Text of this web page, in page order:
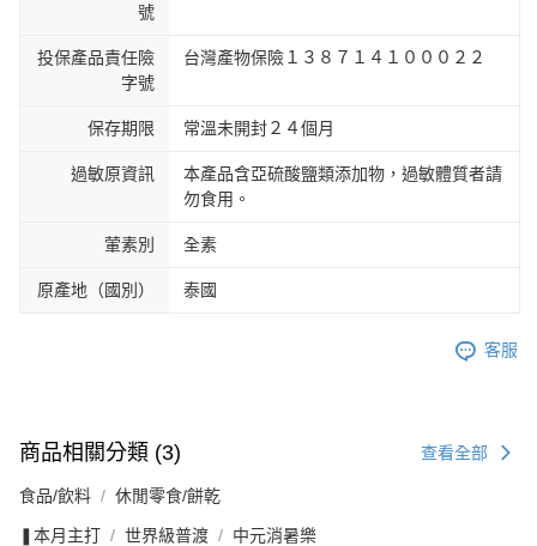
號
投保產品責任險
字號
台灣產物保險１３８７１４１０００２２
保存期限 常溫未開封２４個月
過敏原資訊
本產品含亞硫酸鹽類添加物，過敏體質者請
勿食用。
葷素別 全素
原產地（國別） 泰國
客服
商品相關分類 (3) 查看全部
食品/飲料 休閒零食/餅乾
❚本月主打 世界級普渡 中元消暑樂